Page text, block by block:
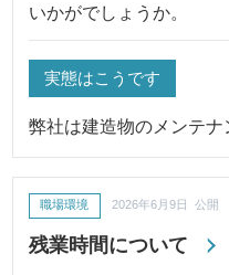
いかがでしょうか。
実態はこうです
弊社は建造物のメンテ
残業時間について
職場環境 2026年6月9日 公開